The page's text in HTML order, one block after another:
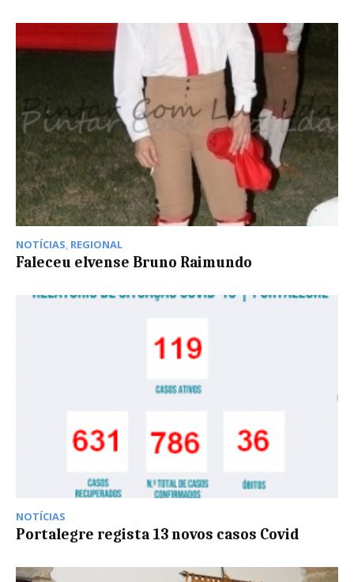
NOTÍCIAS, REGIONAL
Faleceu elvense Bruno Raimundo
NOTÍCIAS
Portalegre regista 13 novos casos Covid